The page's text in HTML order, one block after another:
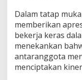
Dalam tatap
memberikan
bekerja keras
menekankan
antaranggota
menciptakan